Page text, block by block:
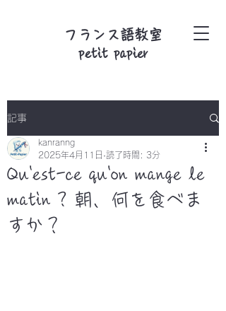
フランス語教室
petit papier
記事
Qu'est-ce qu'on mange le
matin ? 朝、何を食べま
すか？
kanranng
2025年4月11日 読了時間: 3分